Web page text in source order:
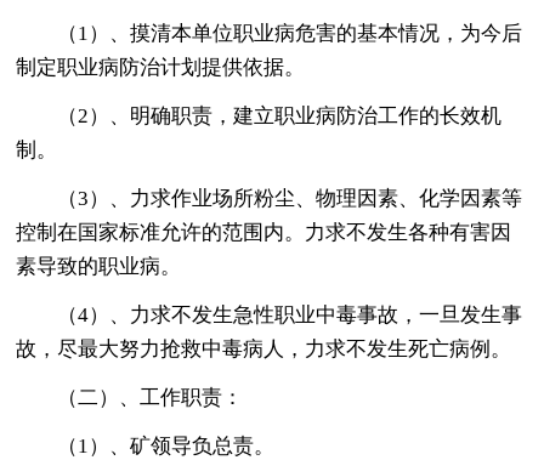
（1）、摸清本单位职业病危害的基本情况，为今后
制定职业病防治计划提供依据。
（2）、明确职责，建立职业病防治工作的长效机
制。
（3）、力求作业场所粉尘、物理因素、化学因素等
控制在国家标准允许的范围内。力求不发生各种有害因
素导致的职业病。
（4）、力求不发生急性职业中毒事故，一旦发生事
故，尽最大努力抢救中毒病人，力求不发生死亡病例。
（二）、工作职责：
（1）、矿领导负总责。